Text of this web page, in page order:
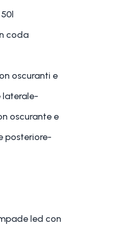
coda
oscuranti e
laterale-
oscurante e
posteriore-
led con